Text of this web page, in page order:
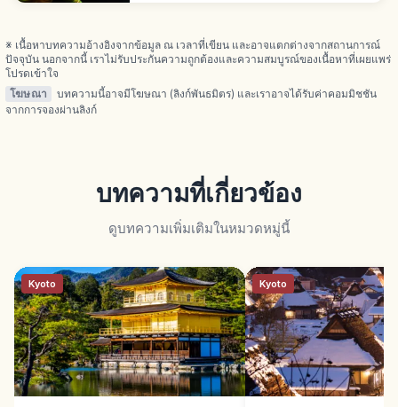
※ เนื้อหาบทความอ้างอิงจากข้อมูล ณ เวลาที่เขียน และอาจแตกต่างจากสถานการณ์
ปัจจุบัน นอกจากนี้ เราไม่รับประกันความถูกต้องและความสมบูรณ์ของเนื้อหาที่เผยแพร่
โปรดเข้าใจ
โฆษณา
บทความนี้อาจมีโฆษณา (ลิงก์พันธมิตร) และเราอาจได้รับค่าคอมมิชชัน
จากการจองผ่านลิงก์
บทความที่เกี่ยวข้อง
ดูบทความเพิ่มเติมในหมวดหมู่นี้
Kyoto Kyoto